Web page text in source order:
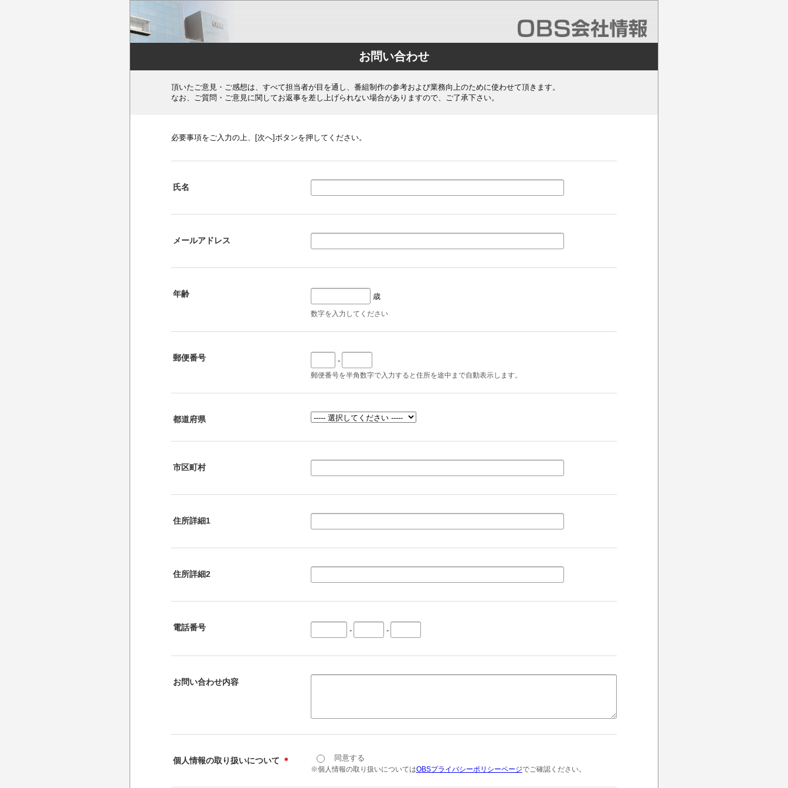
お問い合わせ
頂いたご意見・ご感想は、すべて担当者が目を通し、番組制作の参考および業務向上のために使わせて頂きます。
なお、ご質問・ご意見に関してお返事を差し上げられない場合がありますので、ご了承下さい。
必要事項をご入力の上、[次へ]ボタンを押してください。
氏名
メールアドレス
年齢 歳
数字を入力してください
郵便番号 -
郵便番号を半角数字で入力すると住所を途中まで自動表示します。
都道府県
市区町村
住所詳細1
住所詳細2
電話番号 - -
お問い合わせ内容
個人情報の取り扱いについて ＊ 同意する
※個人情報の取り扱いについてはOBSプライバシーポリシーページでご確認ください。